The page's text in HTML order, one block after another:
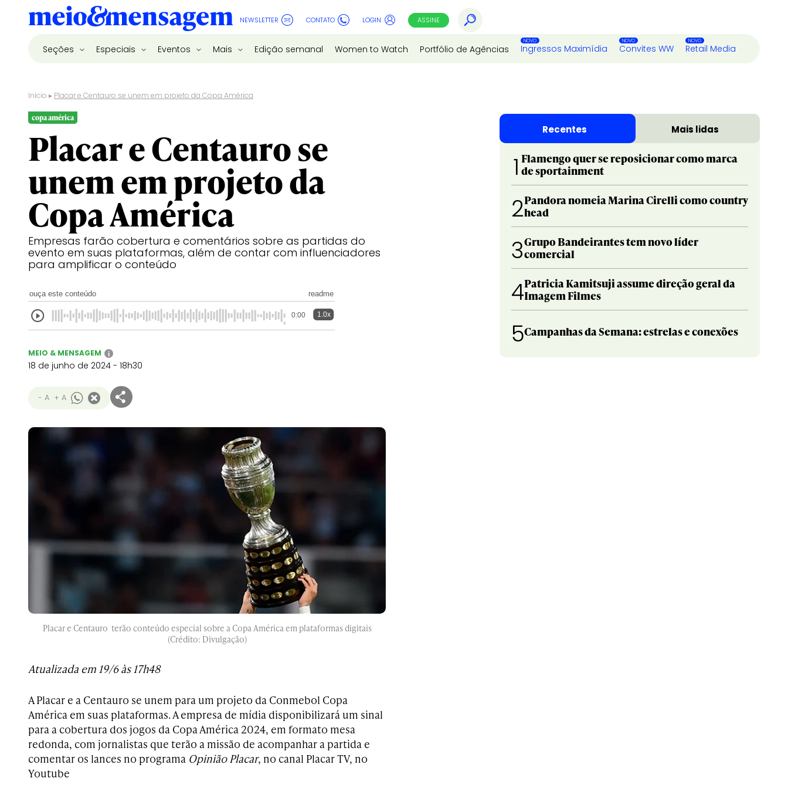
NEWSLETTER CONTATO LOGIN ASSINE
Seções Especiais Eventos Mais Edição semanal Women to Watch Portfólio de Agências Ingressos Maximídia Convites WW Retail Media
Início ▸ Placar e Centauro se unem em projeto da Copa América
copa américa
Placar e Centauro se
unem em projeto da
Copa América
Empresas farão cobertura e comentários sobre as partidas do
evento em suas plataformas, além de contar com influenciadores
para amplificar o conteúdo
ouça este conteúdo readme
0:00 1.0x
MEIO & MENSAGEM i
18 de junho de 2024 - 18h30
- A + A
Placar e Centauro terão conteúdo especial sobre a Copa América em plataformas digitais
(Crédito: Divulgação)
Atualizada em 19/6 às 17h48
A Placar e a Centauro se unem para um projeto da Conmebol Copa
América em suas plataformas. A empresa de mídia disponibilizará um sinal
para a cobertura dos jogos da Copa América 2024, em formato mesa
redonda, com jornalistas que terão a missão de acompanhar a partida e
comentar os lances no programa Opinião Placar, no canal Placar TV, no
Youtube
Recentes Mais lidas
1 Flamengo quer se reposicionar como marca
de sportainment
2Pandora nomeia Marina Cirelli como country
head
3Grupo Bandeirantes tem novo líder
comercial
4Patricia Kamitsuji assume direção geral da
Imagem Filmes
5Campanhas da Semana: estrelas e conexões